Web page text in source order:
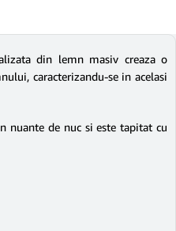
din lemn masiv creaza o
caracterizandu-se in acelasi
nuante de nuc si este tapitat cu